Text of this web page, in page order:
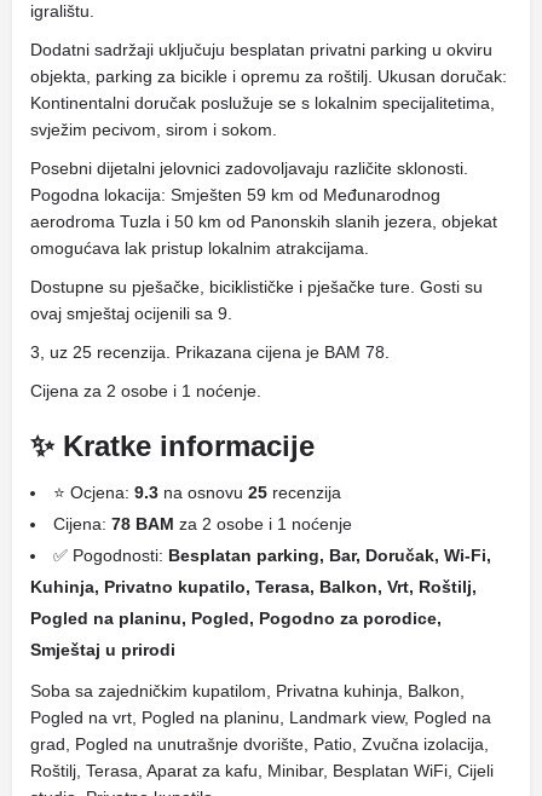
igralištu.
Dodatni sadržaji uključuju besplatan privatni parking u okviru
objekta, parking za bicikle i opremu za roštilj. Ukusan doručak:
Kontinentalni doručak poslužuje se s lokalnim specijalitetima,
svježim pecivom, sirom i sokom.
Posebni dijetalni jelovnici zadovoljavaju različite sklonosti.
Pogodna lokacija: Smješten 59 km od Međunarodnog
aerodroma Tuzla i 50 km od Panonskih slanih jezera, objekat
omogućava lak pristup lokalnim atrakcijama.
Dostupne su pješačke, biciklističke i pješačke ture. Gosti su
ovaj smještaj ocijenili sa 9.
3, uz 25 recenzija. Prikazana cijena je BAM 78.
Cijena za 2 osobe i 1 noćenje.
✨ Kratke informacije
⭐ Ocjena: 9.3 na osnovu 25 recenzija
Cijena: 78 BAM za 2 osobe i 1 noćenje
✅ Pogodnosti: Besplatan parking, Bar, Doručak, Wi-Fi,
Kuhinja, Privatno kupatilo, Terasa, Balkon, Vrt, Roštilj,
Pogled na planinu, Pogled, Pogodno za porodice,
Smještaj u prirodi
Soba sa zajedničkim kupatilom, Privatna kuhinja, Balkon,
Pogled na vrt, Pogled na planinu, Landmark view, Pogled na
grad, Pogled na unutrašnje dvorište, Patio, Zvučna izolacija,
Roštilj, Terasa, Aparat za kafu, Minibar, Besplatan WiFi, Cijeli